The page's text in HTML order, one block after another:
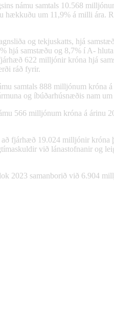
námu samtals 10.568
hækkuðu um 11,9% á milli ára.
og tekjuskatts, hjá
hjá samstæðu og 8,7% í A-
622 milljónir króna hjá
ráð fyrir.
samtals 888 milljónum
og íbúðarhúsnæðis nam
566 milljónum króna á
fjárhæð 19.024 milljónir
við lánastofnanir og
2023 samanborið við 6.904